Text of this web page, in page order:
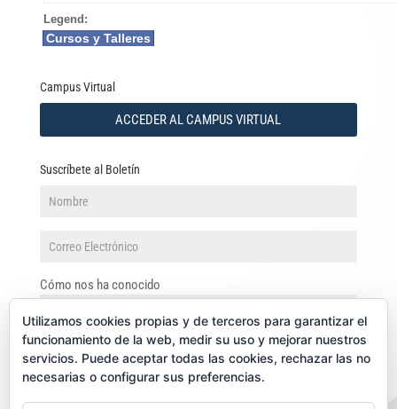
Legend:
Cursos y Talleres
Campus Virtual
ACCEDER AL CAMPUS VIRTUAL
Suscríbete al Boletín
Cómo nos ha conocido
Utilizamos cookies propias y de terceros para garantizar el
funcionamiento de la web, medir su uso y mejorar nuestros
servicios. Puede aceptar todas las cookies, rechazar las no
necesarias o configurar sus preferencias.